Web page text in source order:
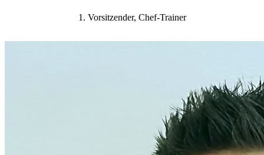
1. Vorsitzender, Chef-Trainer